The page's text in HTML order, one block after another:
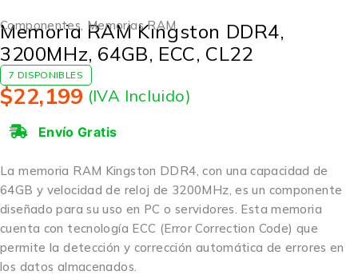
Componentes, Memorias RAM
Memoria RAM Kingston DDR4,
3200MHz, 64GB, ECC, CL22
7 DISPONIBLES
$22,199 (IVA Incluido)
Envío Gratis
La memoria RAM Kingston DDR4, con una capacidad de
64GB y velocidad de reloj de 3200MHz, es un componente
diseñado para su uso en PC o servidores. Esta memoria
cuenta con tecnología ECC (Error Correction Code) que
permite la detección y corrección automática de errores en
los datos almacenados.